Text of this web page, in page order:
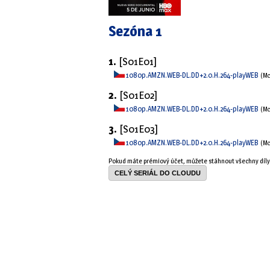
Sezóna 1
1. [S01E01]
1080p.AMZN.WEB-DL.DD+2.0.H.264-playWEB
2. [S01E02]
1080p.AMZN.WEB-DL.DD+2.0.H.264-playWEB
3. [S01E03]
1080p.AMZN.WEB-DL.DD+2.0.H.264-playWEB
Pokud máte prémiový účet, můžete stáhnout všechny
CELÝ SERIÁL DO CLOUDU